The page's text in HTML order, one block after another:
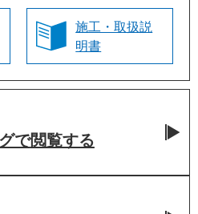
施工・取扱説
明書
で閲覧する